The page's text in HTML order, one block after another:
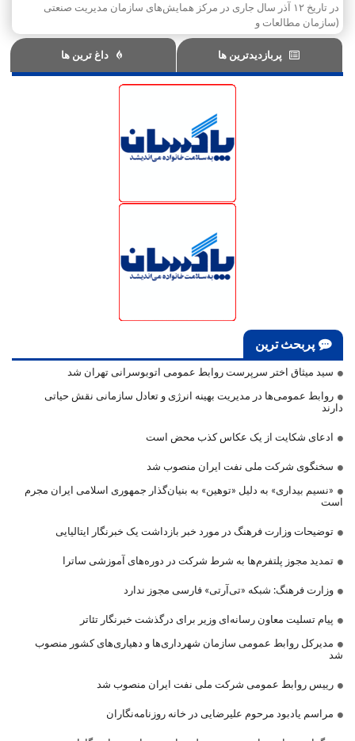
در تاریخ ۱۲ آذر سال جاری در مرکز همایش‌های سازمان مدیریت صنعتی
(سازمان مطالعات و
پربازدیدترین ها داغ ترین ها
پربحث ترین
سید میثاق اختر سرپرست روابط عمومی اتوبوسرانی تهران شد
روابط عمومی‌ها در مدیریت بهینه انرژی و تعادل سازمانی نقش حیاتی
دارند
ادعای شکایت از یک عکاس کذب محض است
سخنگوی شرکت ملی نفت ایران منصوب شد
«نسیم بیداری» به دلیل «توهین» به بنیان‌گذار جمهوری اسلامی ایران مجرم
است
توضیحات وزارت فرهنگ در مورد خبر بازداشت یک خبرنگار ایتالیایی
تمدید مجوز پلتفرم‌ها به شرط شرکت در دوره‌های آموزشی ساترا
وزارت فرهنگ: شبکه «تی‌آرتی» فارسی مجوز ندارد
پیام تسلیت معاون رسانه‌ای وزیر برای درگذشت خبرنگار تئاتر
مدیرکل روابط عمومی سازمان شهرداری‌ها و دهیاری‌های کشور منصوب
شد
رییس روابط عمومی شرکت ملی نفت ایران منصوب شد
مراسم یادبود مرحوم علیرضایی در خانه روزنامه‌نگاران